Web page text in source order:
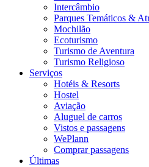
Intercâmbio
Parques Temáticos &
Mochilão
Ecoturismo
Turismo de Aventura
Turismo Religioso
Serviços
Hotéis & Resorts
Hostel
Aviação
Aluguel de carros
Vistos e passagens
WePlann
Comprar passagens
Últimas